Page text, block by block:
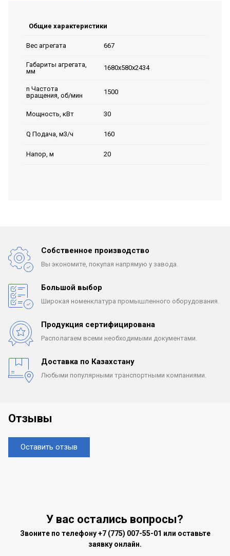
Общие характеристики
Вес агрегата 667
Габариты агрегата,
мм
1680х580х2434
n Частота
вращения, об/мин
1500
Мощность, кВт 30
Q Подача, м3/ч 160
Напор, м 20
Собственное производство
Вы экономите, покупая напрямую у завода.
Большой выбор
Широкая номенклатура промышленного оборудования.
Продукция сертифицирована
Располагаем всеми необходимыми документами.
Доставка по Казахстану
Любыми популярными транспортными компаниями.
Отзывы
Оставить отзыв
У вас остались вопросы?
Звоните по телефону+7 (775) 007-55-01 или оставьте
заявку онлайн.